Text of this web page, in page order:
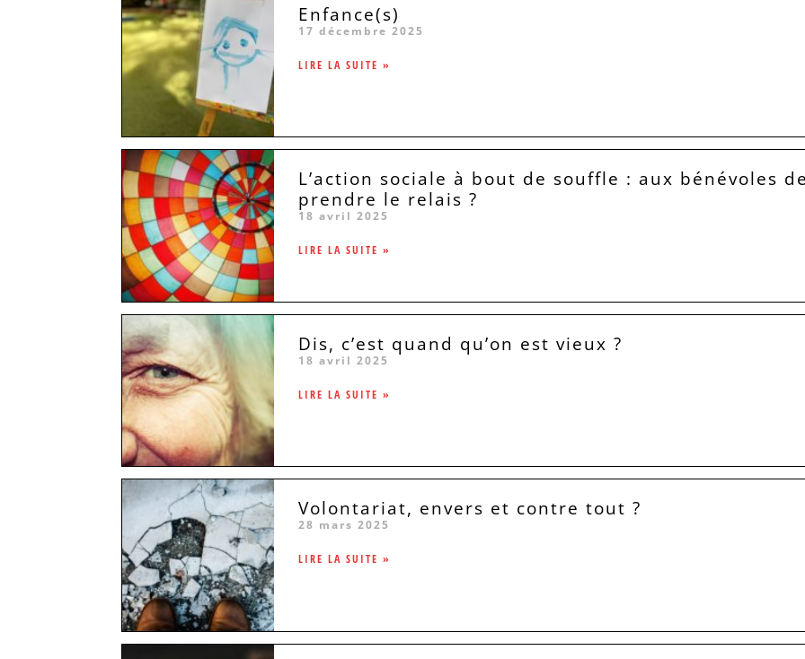
Enfance(s)
17 décembre 2025
LIRE LA SUITE »
L’action sociale à bout de souffle : aux bénévoles
prendre le relais ?
18 avril 2025
LIRE LA SUITE »
Dis, c’est quand qu’on est vieux ?
18 avril 2025
LIRE LA SUITE »
Volontariat, envers et contre tout ?
28 mars 2025
LIRE LA SUITE »